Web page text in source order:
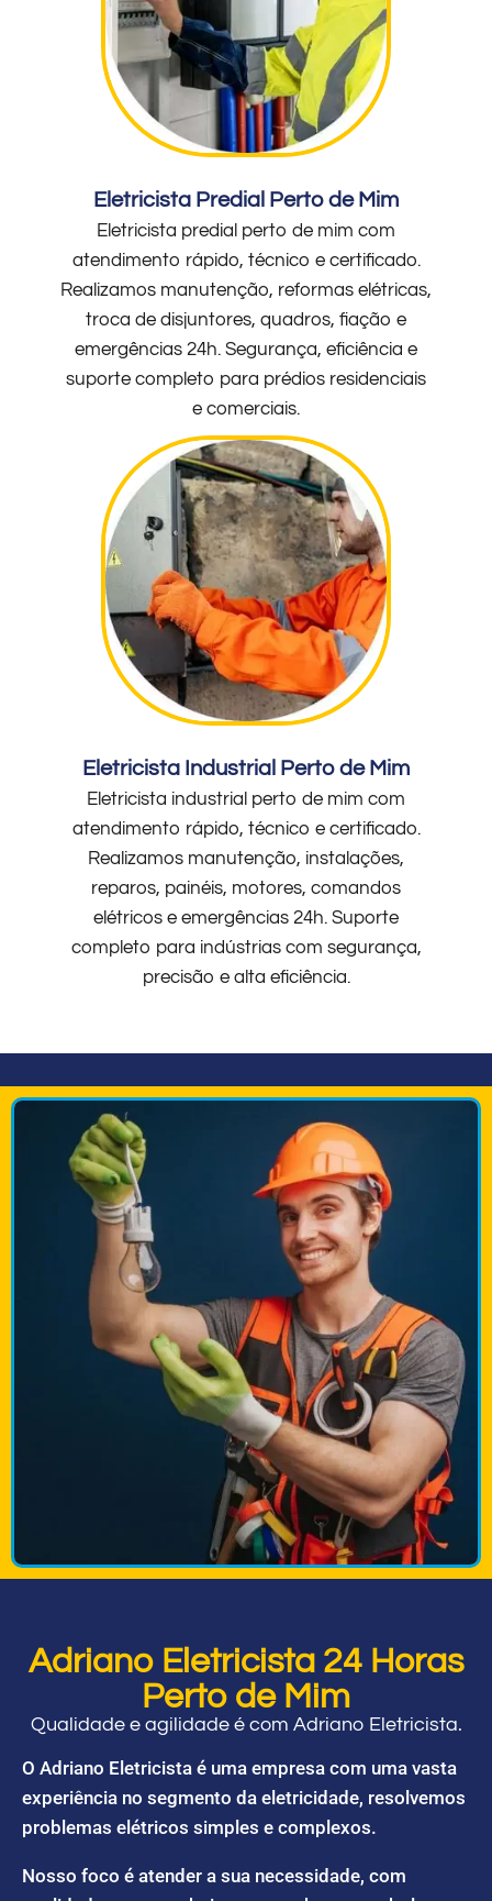
Eletricista Predial Perto de Mim
Eletricista predial perto de mim com
atendimento rápido, técnico e certificado.
Realizamos manutenção, reformas elétricas,
troca de disjuntores, quadros, fiação e
emergências 24h. Segurança, eficiência e
suporte completo para prédios residenciais
e comerciais.
Eletricista Industrial Perto de Mim
Eletricista industrial perto de mim com
atendimento rápido, técnico e certificado.
Realizamos manutenção, instalações,
reparos, painéis, motores, comandos
elétricos e emergências 24h. Suporte
completo para indústrias com segurança,
precisão e alta eficiência.
Adriano Eletricista 24 Horas
Perto de Mim
Qualidade e agilidade é com Adriano Eletricista.
O Adriano Eletricista é uma empresa com uma vasta
experiência no segmento da eletricidade, resolvemos
problemas elétricos simples e complexos.
Nosso foco é atender a sua necessidade, com